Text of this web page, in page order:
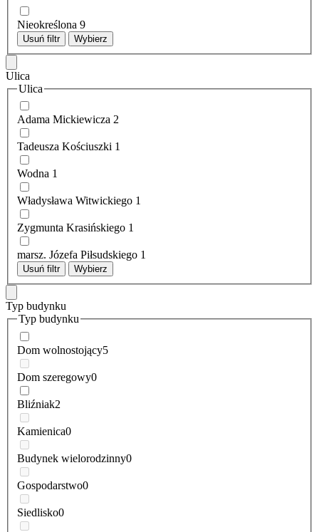
Nieokreślona 9
Usuń filtr Wybierz
Ulica
Ulica
Adama Mickiewicza 2
Tadeusza Kościuszki 1
Wodna 1
Władysława Witwickiego 1
Zygmunta Krasińskiego 1
marsz. Józefa Piłsudskiego 1
Usuń filtr Wybierz
Typ budynku
Typ budynku
Dom wolnostojący5
Dom szeregowy0
Bliźniak2
Kamienica0
Budynek wielorodzinny0
Gospodarstwo0
Siedlisko0